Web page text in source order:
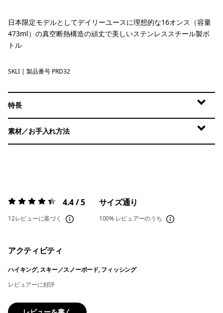
日本限定モデルとしてデイリーユースに理想的な16オンス（容量
473ml）の真空断熱構造の頑丈で美しいステンレススチール製ボ
トル
73 Skyline: Ink Black
SKLI | 製品番号 PRD32
特長
素材／お手入れ方法
評価:4.4 / 5 4.4 / 5
12レビューに基づく
サイズ通り
100% レビュアーのうち
アクティビティ
ハイキング, スキー／スノーボード, フィッシング
レビュアーに好評